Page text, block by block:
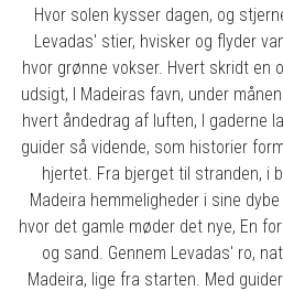
Hvor solen kysser dagen, og
Levadas' stier, hvisker og flyder
hvor grønne vokser. Hvert skridt en
udsigt, I Madeiras favn, under
hvert åndedrag af luften, I gaderne
guider så vidende, som historier
hjertet. Fra bjerget til stranden, i
Madeira hemmeligheder i sine
hvor det gamle møder det nye, En
og sand. Gennem Levadas' ro,
Madeira, lige fra starten. Med